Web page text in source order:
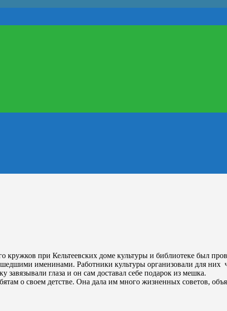
кружков при Кельтеевских доме культуры и библиотеке был
именинами. Работники культуры организовали для
глаза и он сам доставал себе подарок из мешка.
о своем детстве. Она дала им много жизненных советов,